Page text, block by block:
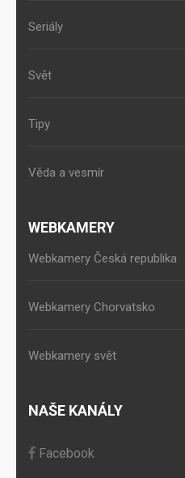
Seriály
Svět
Tipy
Věda a vesmír
WEBKAMERY
Webkamery Česká republika
Webkamery Chorvatsko
Webkamery svět
NAŠE KANÁLY
Facebook